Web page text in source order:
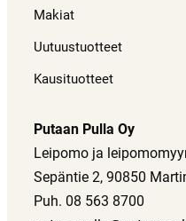
Makiat
Uutuustuotteet
Kausituotteet
Putaan Pulla Oy
Leipomo ja
Sepäntie 2, 90850
Puh. 08 563 8700